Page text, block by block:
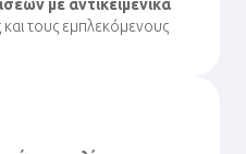
με αντικειμενικά
και τους εμπλεκόμενους